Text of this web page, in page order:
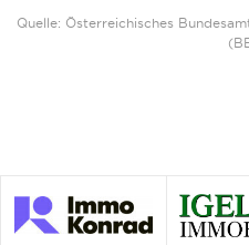
Quelle: Österreichisches